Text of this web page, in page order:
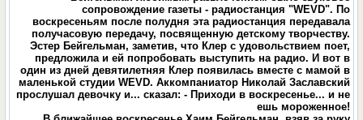
сопровождение газеты - радиостанция "WEVD". По
воскресеньям после полудня эта радиостанция передавала
получасовую передачу, посвященную детскому творчеству.
Эстер Бейгельман, заметив, что Клер с удовольствием поет,
предложила и ей попробовать выступить на радио. И вот в
один из дней девятилетняя Клер появилась вместе с мамой в
маленькой студии WEVD. Аккомпаниатор Николай Заславский
прослушал девочку и... сказал: - Приходи в воскресенье... и не
ешь мороженное!